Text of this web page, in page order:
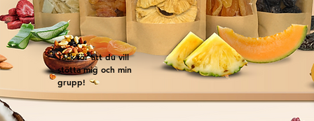
Tack för att du vill
stötta mig och min
grupp!